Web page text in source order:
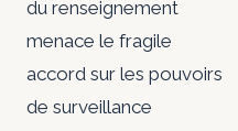
du renseignement
menace le fragile
accord sur les pouvoirs
de surveillance